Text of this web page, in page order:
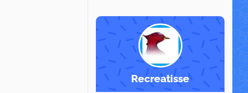
Recreatisse